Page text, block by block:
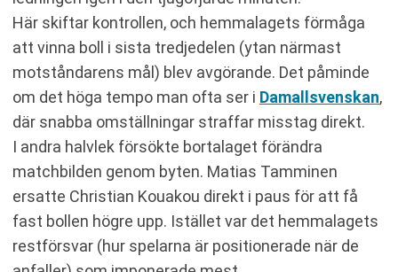
Här skiftar kontrollen, och hemmalagets förmåga
att vinna boll i sista tredjedelen (ytan närmast
motståndarens mål) blev avgörande. Det påminde
om det höga tempo man ofta ser i Damallsvenskan,
där snabba omställningar straffar misstag direkt.
I andra halvlek försökte bortalaget förändra
matchbilden genom byten. Matias Tamminen
ersatte Christian Kouakou direkt i paus för att få
fast bollen högre upp. Istället var det hemmalagets
restförsvar (hur spelarna är positionerade när de